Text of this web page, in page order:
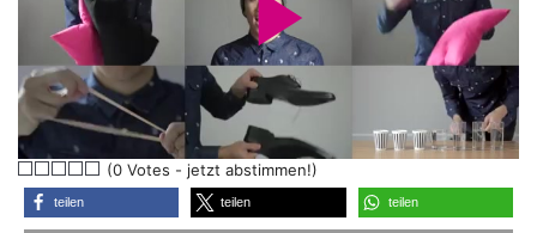
P
l
(0 Votes - jetzt abstimmen!)
teilen teilen teilen